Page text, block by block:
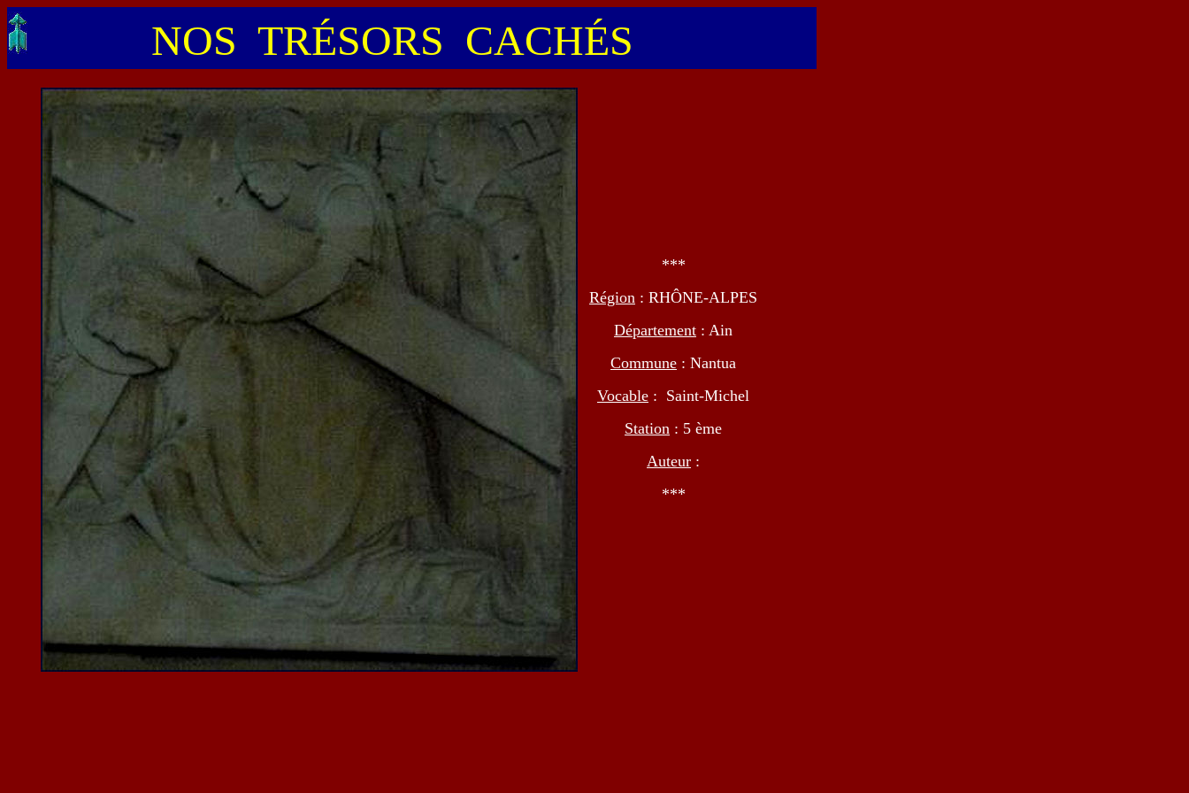
NOS TRÉSORS CACHÉS
***
Région : RHÔNE-ALPES
Département : Ain
Commune : Nantua
Vocable : Saint-Michel
Station : 5 ème
Auteur :
***